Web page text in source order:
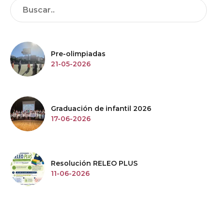
Pre-olimpiadas
21-05-2026
Graduación de infantil 2026
17-06-2026
Resolución RELEO PLUS
11-06-2026